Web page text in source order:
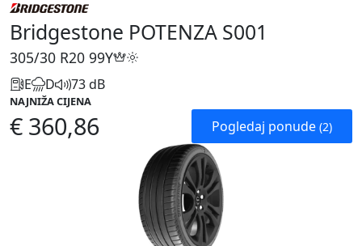
Bridgestone POTENZA S001
305/30 R20 99Y
E D 73 dB
NAJNIŽA CIJENA
€ 360,86 Pogledaj ponude (2)